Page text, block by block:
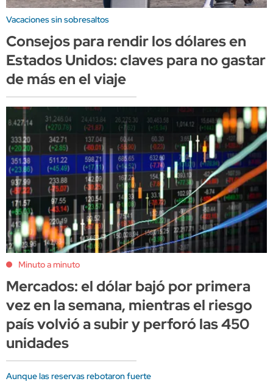
Vacaciones sin sobresaltos
Consejos para rendir los dólares en
Estados Unidos: claves para no gastar
de más en el viaje
Minuto a minuto
Mercados: el dólar bajó por primera
vez en la semana, mientras el riesgo
país volvió a subir y perforó las 450
unidades
Aunque las reservas rebotaron fuerte